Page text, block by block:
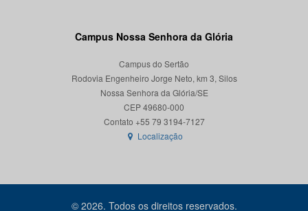
Campus Nossa Senhora da Glória
Campus do Sertão
Rodovia Engenheiro Jorge Neto, km 3, Silos
Nossa Senhora da Glória/SE
CEP 49680-000
Contato +55 79 3194-7127
Localização
© 2026. Todos os direitos reservados.